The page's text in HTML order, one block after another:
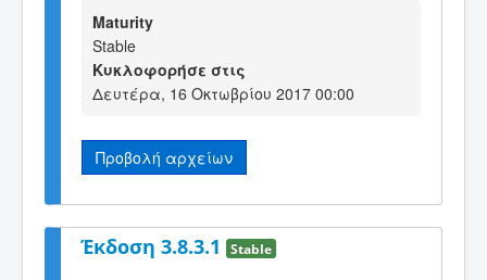
Maturity
Stable
Κυκλοφορήσε στις
Δευτέρα, 16 Οκτωβρίου 2017 00:00
Προβολή αρχείων
Έκδοση 3.8.3.1 Stable